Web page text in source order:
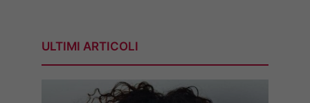
ULTIMI ARTICOLI